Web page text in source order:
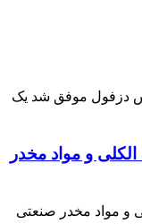
موفق شد یک
و مواد مخدر
مخدر صنعتی